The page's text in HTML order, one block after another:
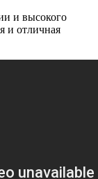
и высокого
и отличная